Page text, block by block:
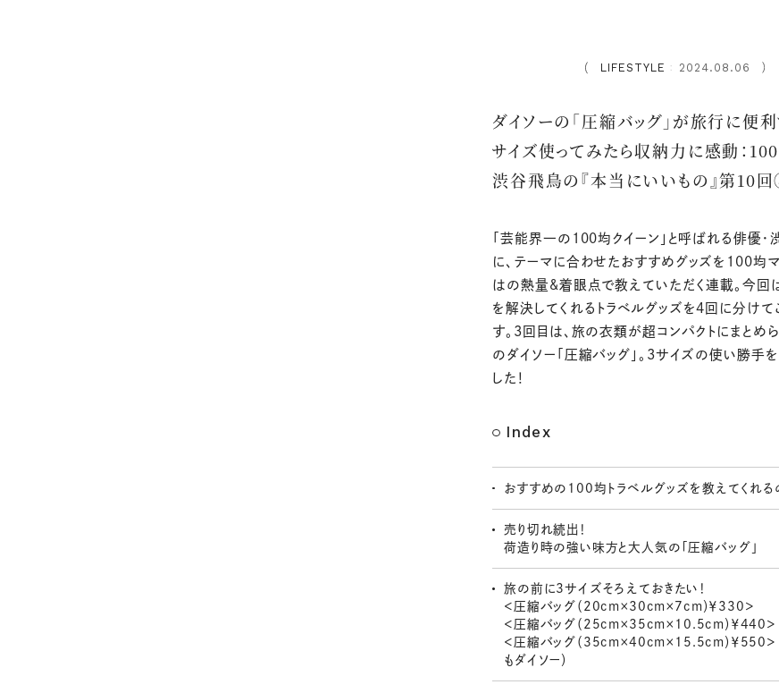
LIFESTYLE
： 2024.08.06
ダイソーの「圧縮バッグ」が旅行に便利
サイズ使ってみたら収納力に感動：
渋谷飛鳥の『本当にいいもの』第10
「芸能界一の100均クイーン」と呼ばれる俳優・
に、テーマに合わせたおすすめグッズを100均
はの熱量&着眼点で教えていただく連載。今回
を解決してくれるトラベルグッズを4回に分けて
す。3回目は、旅の衣類が超コンパクトにまとめ
のダイソー「圧縮バッグ」。3サイズの使い勝手
した！
Index
おすすめの100均トラベルグッズを教えてくれ
売り切れ続出！
荷造り時の強い味方と大人気の「圧縮バッグ」
旅の前に3サイズそろえておきたい！
＜圧縮バッグ（20cm×30cm×7cm）￥330＞
＜圧縮バッグ（25cm×35cm×10.5cm）￥440＞
＜圧縮バッグ（35cm×40cm×15.5cm）￥550
もダイソー）